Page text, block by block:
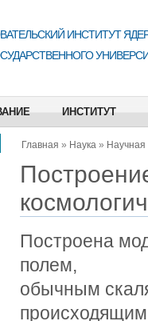
ИНСТИТУТ
ИНСТИТУТ
Главная » Наука » Научная
Построена
полем,
обычным
происходящим